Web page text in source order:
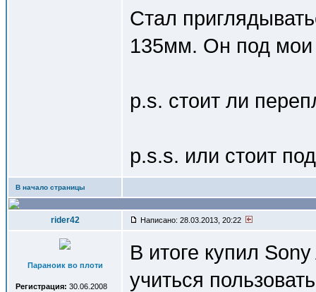
Стал
135мм. Он под мои
p.s. стоит ли
p.s.s. или стоит
В начало страницы
rider42 Написано: 28.03.2013, 20:22
Параноик во плоти
Регистрация: 30.06.2008
В итоге купил
учиться